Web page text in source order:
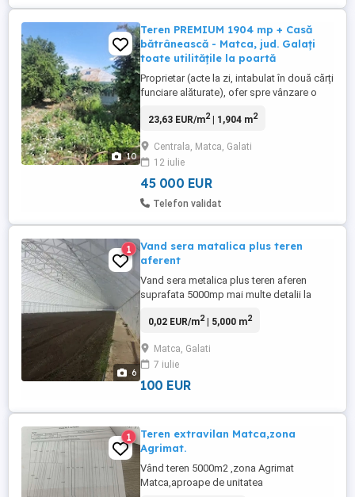
10
Teren PREMIUM 1904 mp + Casă
bătrânească - Matca, jud. Galați
toate utilitățile la poartă
Proprietar (acte la zi, intabulat în două cărți
funciare alăturate), ofer spre vânzare o
situată semicentral în comuna Matca,
522 și 523). Datorită poziționării la doar
câteva sute de metri de centrul comunei și
...
23,63 EUR/m2| 1,904 m2
Centrala, Matca, Galati
12 iulie
45 000 EUR
Telefon validat
6
1
Vand sera matalica plus teren
aferent
Vand sera metalica plus teren aferen
suprafata 5000mp mai multe detalii la
0,02 EUR/m2| 5,000 m2
Matca, Galati
7 iulie
100 EUR
1
Teren extravilan Matca,zona
Agrimat.
Vând teren 5000m2 ,zona Agrimat
Matca,aproape de unitatea